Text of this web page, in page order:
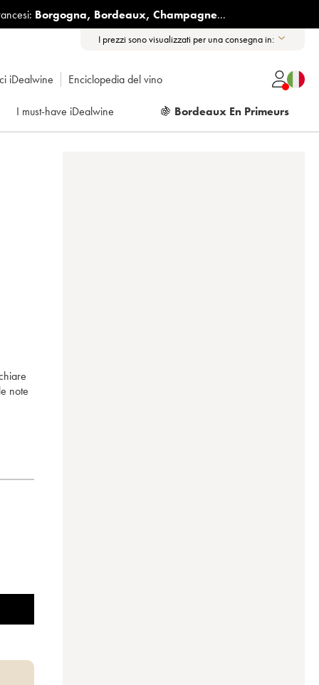
Borgogna, Bordeaux, Champagne...
I prezzi sono visualizzati per una consegna in:
iDealwine Enciclopedia del vino
I must-have iDealwine 🍇 Bordeaux En Primeurs
note